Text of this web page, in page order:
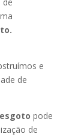
e
de
pode
de